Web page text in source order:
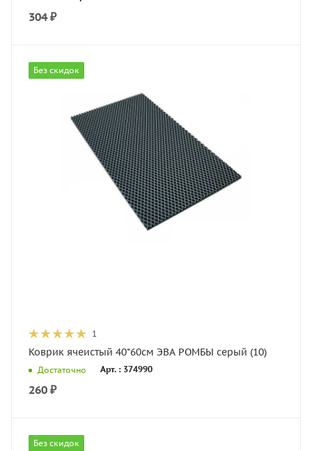
304₽
Без скидок
1
Коврик ячеистый 40*60см ЭВА РОМБЫ серый (10)
Достаточно Арт. : 374990
260 ₽
Без скидок